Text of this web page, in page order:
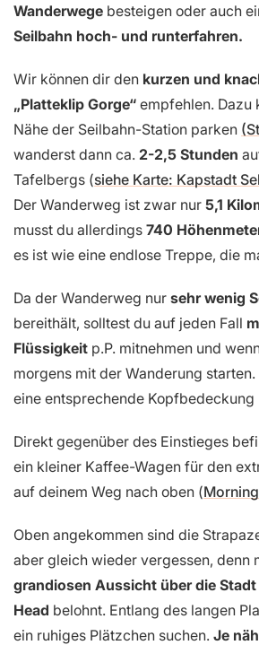
Wanderwege besteigen oder auch
Seilbahn hoch- und runterfahren.
Wir können dir den kurzen und
„Platteklip Gorge“ empfehlen. Dazu
Nähe der Seilbahn-Station parken
wanderst dann ca. 2-2,5 Stunden
Tafelbergs (siehe Karte: Kapstadt
Der Wanderweg ist zwar nur 5,1
musst du allerdings 740
es ist wie eine endlose Treppe, die
Da der Wanderweg nur sehr wenig
bereithält, solltest du auf jeden Fall
Flüssigkeit p.P. mitnehmen und
morgens mit der Wanderung
eine entsprechende Kopfbedeckung
Direkt gegenüber des Einstieges
ein kleiner Kaffee-Wagen für den
auf deinem Weg nach oben (
Oben angekommen sind die
aber gleich wieder vergessen, denn
grandiosen Aussicht über die Stadt
Head belohnt. Entlang des langen
ein ruhiges Plätzchen suchen. Je